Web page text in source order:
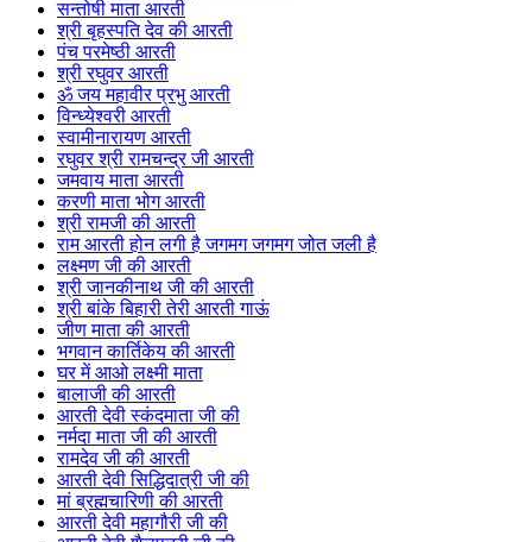
सन्तोषी माता आरती
श्री बृहस्पति देव की आरती
पंच परमेष्ठी आरती
श्री रघुवर आरती
ॐ जय महावीर प्रभु आरती
विन्ध्येश्वरी आरती
स्वामीनारायण आरती
रघुवर श्री रामचन्द्र जी आरती
जमवाय माता आरती
करणी माता भोग आरती
श्री रामजी की आरती
राम आरती होन लगी है जगमग जगमग जोत जली है
लक्ष्मण जी की आरती
श्री जानकीनाथ जी की आरती
श्री बांके बिहारी तेरी आरती गाऊं
जीण माता की आरती
भगवान कार्तिकेय की आरती
घर में आओ लक्ष्मी माता
बालाजी की आरती
आरती देवी स्कंदमाता जी की
नर्मदा माता जी की आरती
रामदेव जी की आरती
आरती देवी सिद्धिदात्री जी की
मां ब्रह्मचारिणी की आरती
आरती देवी महागौरी जी की